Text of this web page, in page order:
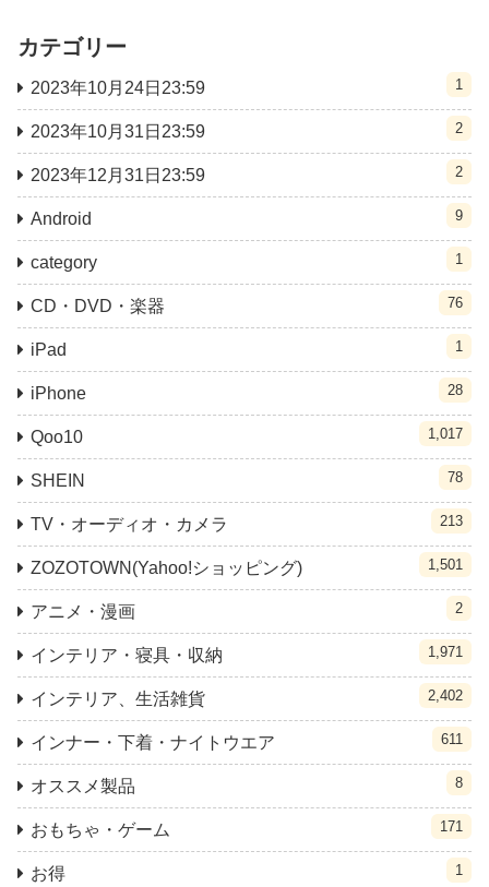
カテゴリー
2023年10月24日23:59 1
2023年10月31日23:59 2
2023年12月31日23:59 2
Android 9
category 1
CD・DVD・楽器 76
iPad 1
iPhone 28
Qoo10 1,017
SHEIN 78
TV・オーディオ・カメラ 213
ZOZOTOWN(Yahoo!ショッピング) 1,501
アニメ・漫画 2
インテリア・寝具・収納 1,971
インテリア、生活雑貨 2,402
インナー・下着・ナイトウエア 611
オススメ製品 8
おもちゃ・ゲーム 171
お得 1